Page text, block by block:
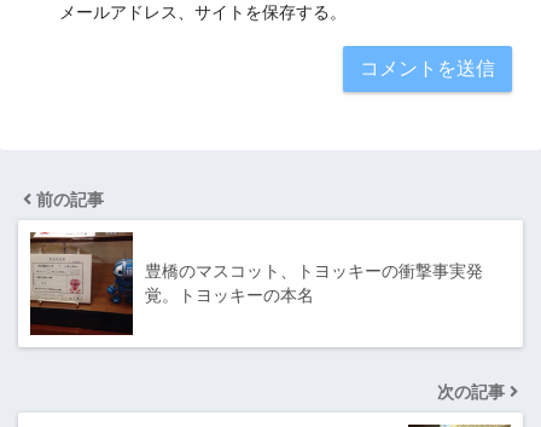
メールアドレス、サイトを保存する。
前の記事
豊橋のマスコット、トヨッキーの衝撃事実発
覚。トヨッキーの本名
次の記事